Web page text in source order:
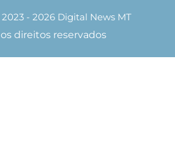
- 2026 Digital News MT
direitos reservados